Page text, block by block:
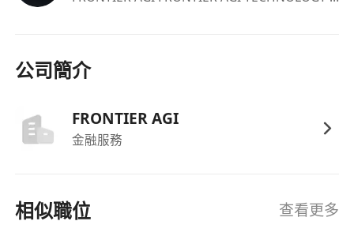
求、销售反馈和行业场景转化为可复制的产品方案
7、逐步搭建销售、售前、客户成功和渠道团队，形
成可复制、可管理、可规模化的商业增长体系。
能、项目管理、协同办公、代码安全、测试管理、
低代码或私有化软件销售经验。
公司簡介
FRONTIER AGI
金融服務
相似職位 查看更多